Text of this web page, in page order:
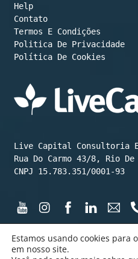
Help
Contato
Termos E Condições
Política De Cookies
Live Capital Consultoria
Rua Do Carmo 43/8, Rio
CNPJ 15.783.351/0001-93
Estamos usando cookies para
em nosso site.